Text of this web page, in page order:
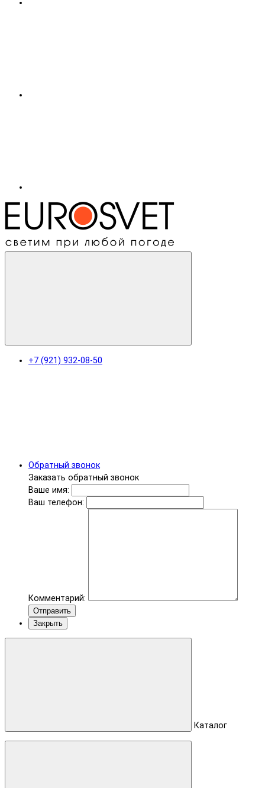
+7 (921) 932-08-50
Обратный звонок
Заказать обратный звонок
Ваше имя:
Ваш телефон:
Комментарий:
Отправить
Закрыть
Каталог